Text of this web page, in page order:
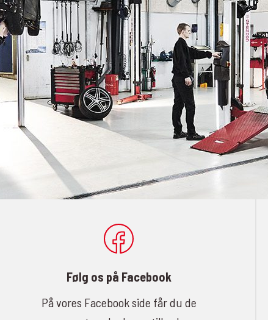
Følg os på Facebook
På vores Facebook side får du de